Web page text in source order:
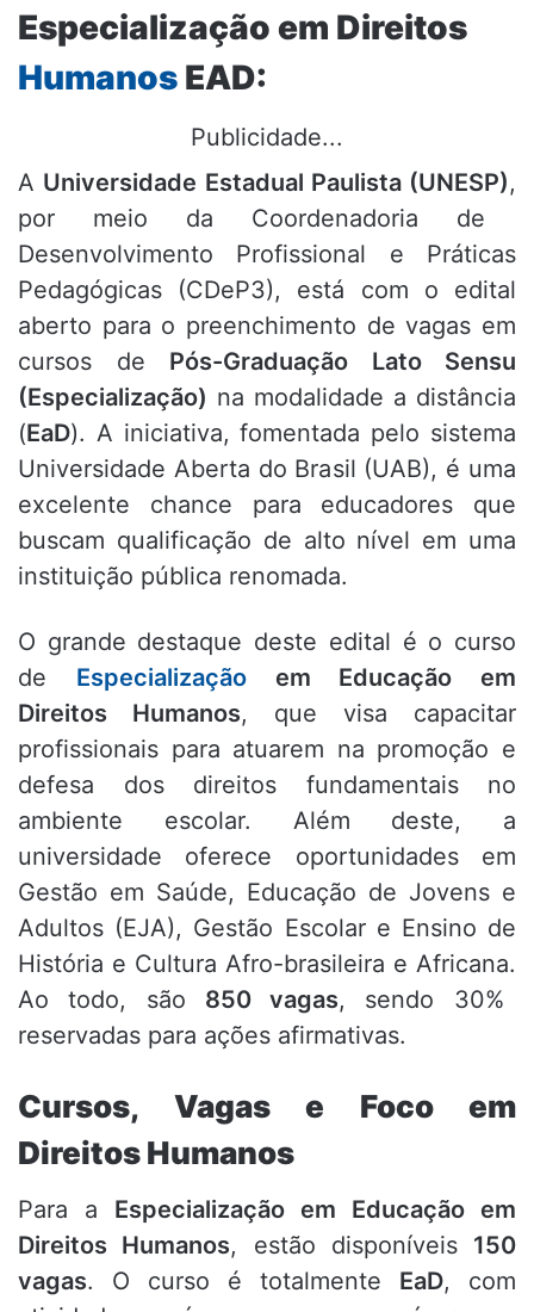
Especialização em Direitos
Humanos EAD:
Publicidade...
A Universidade Estadual Paulista (UNESP),
por meio da Coordenadoria de
Desenvolvimento Profissional e Práticas
Pedagógicas (CDeP3), está com o edital
aberto para o preenchimento de vagas em
cursos de Pós-Graduação Lato Sensu
(Especialização) na modalidade a distância
(EaD). A iniciativa, fomentada pelo sistema
Universidade Aberta do Brasil (UAB), é uma
excelente chance para educadores que
buscam qualificação de alto nível em uma
instituição pública renomada.
O grande destaque deste edital é o curso
de Especializaçãoem Educação em
Direitos Humanos, que visa capacitar
profissionais para atuarem na promoção e
defesa dos direitos fundamentais no
ambiente escolar. Além deste, a
universidade oferece oportunidades em
Gestão em Saúde, Educação de Jovens e
Adultos (EJA), Gestão Escolar e Ensino de
História e Cultura Afro-brasileira e Africana.
Ao todo, são 850 vagas, sendo 30%
reservadas para ações afirmativas.
Cursos, Vagas e Foco em
Direitos Humanos
Para a Especialização em Educação em
Direitos Humanos, estão disponíveis 150
vagas. O curso é totalmente EaD, com